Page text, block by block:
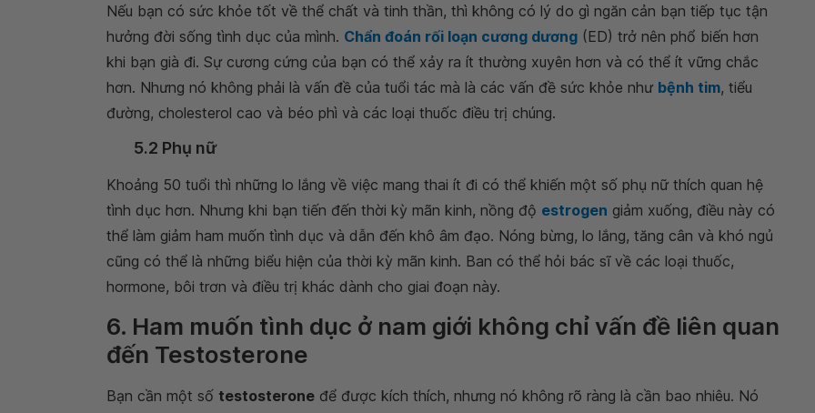
Nếu bạn có sức khỏe tốt về thể chất và tinh thần, thì không có lý do gì ngăn cản bạn tiếp tục tận
hưởng đời sống tình dục của mình. Chẩn đoán rối loạn cương dương (ED) trở nên phổ biến hơn
khi bạn già đi. Sự cương cứng của bạn có thể xảy ra ít thường xuyên hơn và có thể ít vững chắc
hơn. Nhưng nó không phải là vấn đề của tuổi tác mà là các vấn đề sức khỏe như bệnh tim, tiểu
đường, cholesterol cao và béo phì và các loại thuốc điều trị chúng.
5.2 Phụ nữ
Khoảng 50 tuổi thì những lo lắng về việc mang thai ít đi có thể khiến một số phụ nữ thích quan hệ
tình dục hơn. Nhưng khi bạn tiến đến thời kỳ mãn kinh, nồng độ estrogen giảm xuống, điều này có
thể làm giảm ham muốn tình dục và dẫn đến khô âm đạo. Nóng bừng, lo lắng, tăng cân và khó ngủ
cũng có thể là những biểu hiện của thời kỳ mãn kinh. Ban có thể hỏi bác sĩ về các loại thuốc,
hormone, bôi trơn và điều trị khác dành cho giai đoạn này.
6. Ham muốn tình dục ở nam giới không chỉ vấn đề liên quan
đến Testosterone
Bạn cần một số testosterone để được kích thích, nhưng nó không rõ ràng là cần bao nhiêu. Nó